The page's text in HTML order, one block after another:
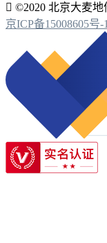
 ©2020 北京大麦地
京ICP备15008605号-1